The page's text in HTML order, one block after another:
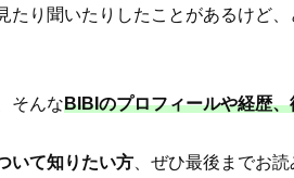
たり聞いたりしたことがあるけど
そんなBIBIのプロフィールや経歴
いて知りたい方 、ぜひ最後までお